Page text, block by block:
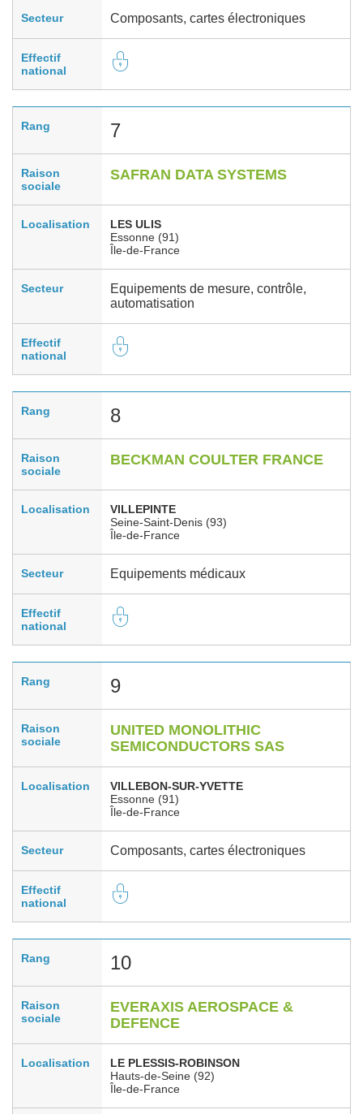
Secteur Composants, cartes électroniques
Effectif
national
Rang 7
Raison
sociale
SAFRAN DATA SYSTEMS
Localisation
LES ULIS
Essonne (91)
Île-de-France
Secteur
Equipements de mesure, contrôle,
automatisation
Effectif
national
Rang 8
Raison
sociale
BECKMAN COULTER FRANCE
Localisation
VILLEPINTE
Seine-Saint-Denis (93)
Île-de-France
Secteur Equipements médicaux
Effectif
national
Rang 9
Raison
sociale
UNITED MONOLITHIC
SEMICONDUCTORS SAS
Localisation
VILLEBON-SUR-YVETTE
Essonne (91)
Île-de-France
Secteur Composants, cartes électroniques
Effectif
national
Rang 10
Raison
sociale
EVERAXIS AEROSPACE &
DEFENCE
Localisation
LE PLESSIS-ROBINSON
Hauts-de-Seine (92)
Île-de-France